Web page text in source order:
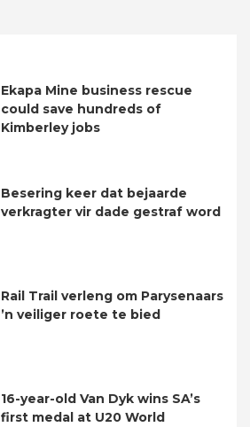
Ekapa Mine business rescue
could save hundreds of
Kimberley jobs
Besering keer dat bejaarde
verkragter vir dade gestraf word
Rail Trail verleng om Parysenaars
’n veiliger roete te bied
16-year-old Van Dyk wins SA’s
first medal at U20 World